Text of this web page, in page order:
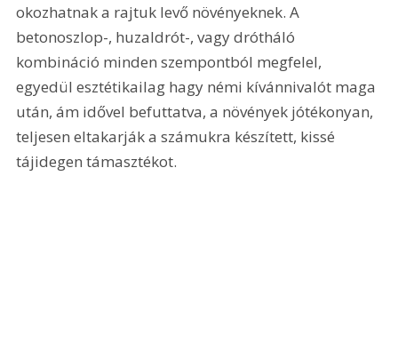
okozhatnak a rajtuk levő növényeknek. A
betonoszlop-, huzaldrót-, vagy drótháló
kombináció minden szempontból megfelel,
egyedül esztétikailag hagy némi kívánnivalót maga
után, ám idővel befuttatva, a növények jótékonyan,
teljesen eltakarják a számukra készített, kissé
tájidegen támasztékot.